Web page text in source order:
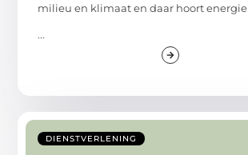
milieu en klimaat en daar hoort energie
...
DIENSTVERLENING